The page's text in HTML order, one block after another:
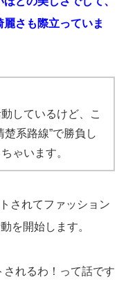
さも際立っていま
しているけど、こ
系路線”で勝負し
ゃいます。
されてファッション
を開始します。
れるわ！って話です